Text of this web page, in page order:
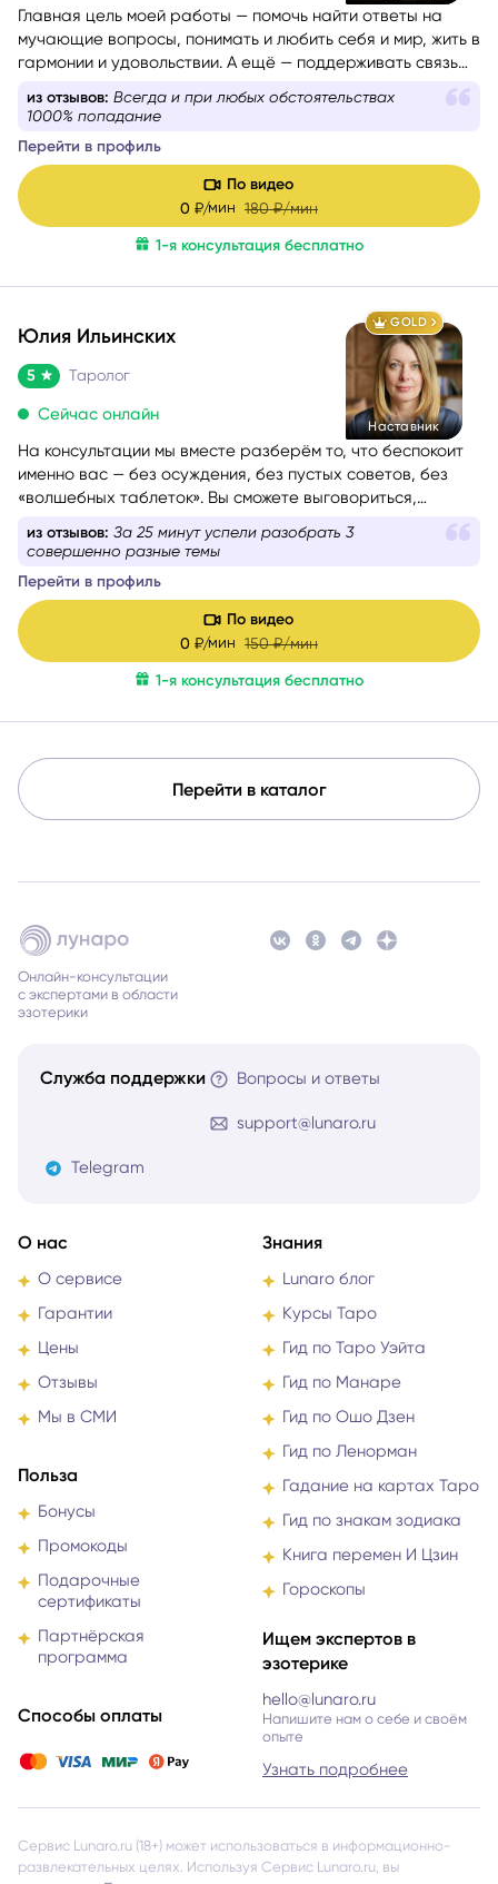
Главная цель моей работы — помочь найти ответы на
мучающие вопросы, понимать и любить себя и мир, жить в
гармонии и удовольствии. А ещё — поддерживать связь
со своим Высшим Я, уметь проживать разные состояния
из любви. Все знания я проверяю и пропускаю через
из отзывов: Анастасия сделала расклад и он
отыгрался раньше, чем должен
Перейти в профиль
По видео
0 ₽/мин180 ₽/мин
1-я консультация бесплатно
GOLD
Наставник
Юлия Ильинских
5 Таролог
Сейчас онлайн
На консультации мы вместе разберём то, что беспокоит
именно вас — без осуждения, без пустых советов, без
«волшебных таблеток». Вы сможете выговориться,
услышать себя и понять, куда двигаться дальше. Если вам
сейчас тяжело, тревожно или вы просто запутались — я
вперёд.
Моя задача — мягко и бережно провести вас сквозь
сомнения, страхи и переживания, чтобы вы снова
почувствовали уверенность, спокойствие и любовь к
из отзывов: За 25 минут успели разобрать 3
совершенно разные темы
Перейти в профиль
По видео
0 ₽/мин150 ₽/мин
1-я консультация бесплатно
Перейти в каталог
Онлайн-консультации
с экспертами в области
эзотерики
Служба поддержки Вопросы и ответы
support@lunaro.ru
Telegram
О нас
О сервисе
Гарантии
Цены
Отзывы
Мы в СМИ
Польза
Бонусы
Промокоды
Подарочные
сертификаты
Партнёрская
программа
Способы оплаты
Знания
Lunaro блог
Курсы Таро
Гид по Таро Уэйта
Гид по Манаре
Гид по Ошо Дзен
Гид по Ленорман
Гадание на картах Таро
Гид по знакам зодиака
Книга перемен И Цзин
Гороскопы
Ищем экспертов в
эзотерике
hello@lunaro.ru
Напишите нам о себе и своём
опыте
Узнать подробнее
Сервис Lunaro.ru (18+) может использоваться в информационно-
развлекательных целях. Используя Сервис Lunaro.ru, вы